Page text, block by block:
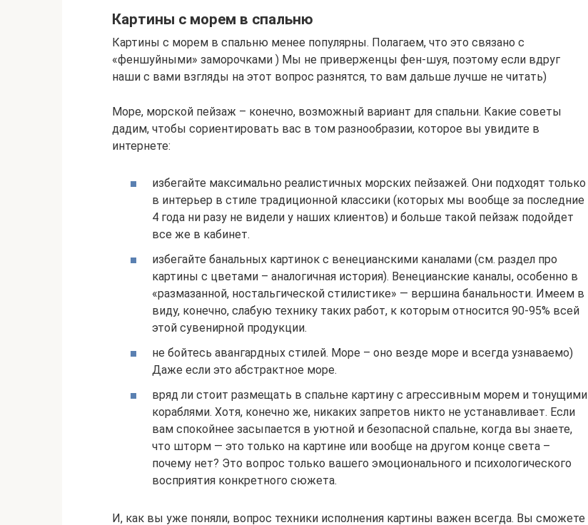
Картины с морем в спальню
Картины с морем в спальню менее популярны. Полагаем, что это связано с
«феншуйными» заморочками ) Мы не приверженцы фен-шуя, поэтому если вдруг
наши с вами взгляды на этот вопрос разнятся, то вам дальше лучше не читать)
Море, морской пейзаж – конечно, возможный вариант для спальни. Какие советы
дадим, чтобы сориентировать вас в том разнообразии, которое вы увидите в
интернете:
избегайте максимально реалистичных морских пейзажей. Они подходят только
в интерьер в стиле традиционной классики (которых мы вообще за последние
4 года ни разу не видели у наших клиентов) и больше такой пейзаж подойдет
все же в кабинет.
избегайте банальных картинок с венецианскими каналами (см. раздел про
картины с цветами – аналогичная история). Венецианские каналы, особенно в
«размазанной, ностальгической стилистике» — вершина банальности. Имеем в
виду, конечно, слабую технику таких работ, к которым относится 90-95% всей
этой сувенирной продукции.
не бойтесь авангардных стилей. Море – оно везде море и всегда узнаваемо)
Даже если это абстрактное море.
вряд ли стоит размещать в спальне картину с агрессивным морем и тонущими
кораблями. Хотя, конечно же, никаких запретов никто не устанавливает. Если
вам спокойнее засыпается в уютной и безопасной спальне, когда вы знаете,
что шторм — это только на картине или вообще на другом конце света –
почему нет? Это вопрос только вашего эмоционального и психологического
восприятия конкретного сюжета.
И, как вы уже поняли, вопрос техники исполнения картины важен всегда. Вы сможете